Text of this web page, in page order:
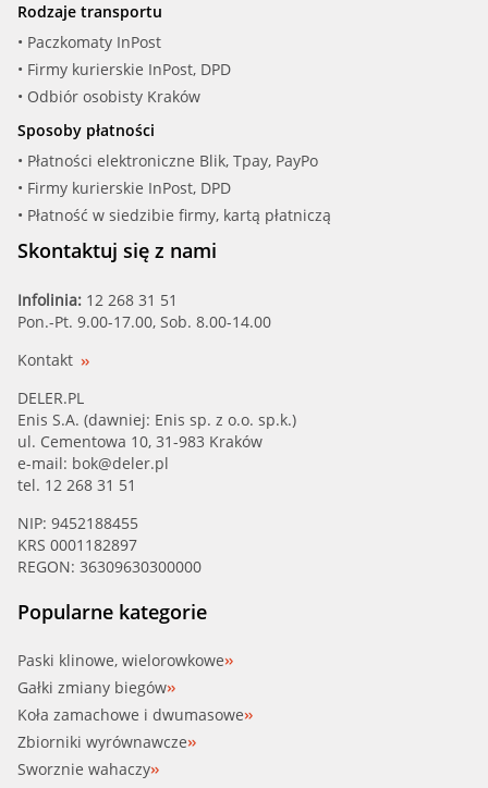
Rodzaje transportu
• Paczkomaty InPost
• Firmy kurierskie InPost, DPD
• Odbiór osobisty Kraków
Sposoby płatności
• Płatności elektroniczne Blik, Tpay, PayPo
• Firmy kurierskie InPost, DPD
• Płatność w siedzibie firmy, kartą płatniczą
Skontaktuj się z nami
Infolinia: 12 268 31 51
Pon.-Pt. 9.00-17.00, Sob. 8.00-14.00
Kontakt
DELER.PL
Enis S.A. (dawniej: Enis sp. z o.o. sp.k.)
ul. Cementowa 10, 31-983 Kraków
e-mail: bok@deler.pl
tel. 12 268 31 51
NIP: 9452188455
KRS 0001182897
REGON: 36309630300000
Popularne kategorie
Paski klinowe, wielorowkowe
Gałki zmiany biegów
Koła zamachowe i dwumasowe
Zbiorniki wyrównawcze
Sworznie wahaczy